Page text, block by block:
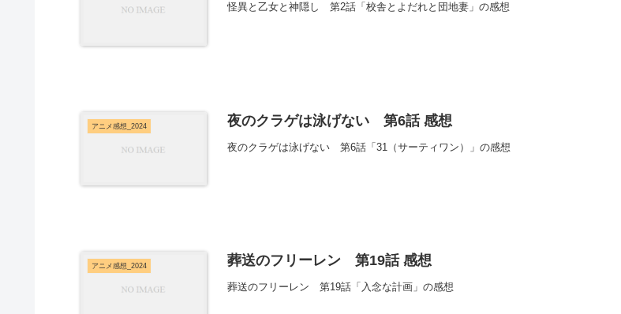
怪異と乙女と神隠し 第2話「校舎とよだれと団地妻」の感想
アニメ感想_2024 夜のクラゲは泳げない 第6話 感想
夜のクラゲは泳げない 第6話「31（サーティワン）」の感想
アニメ感想_2024 葬送のフリーレン 第19話 感想
葬送のフリーレン 第19話「入念な計画」の感想